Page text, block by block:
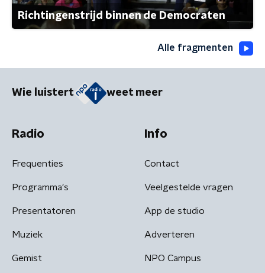
Richtingenstrijd binnen de Democraten
Alle fragmenten
Wie luistert weet meer
Radio
Frequenties
Programma's
Presentatoren
Muziek
Gemist
Info
Contact
Veelgestelde vragen
App de studio
Adverteren
NPO Campus